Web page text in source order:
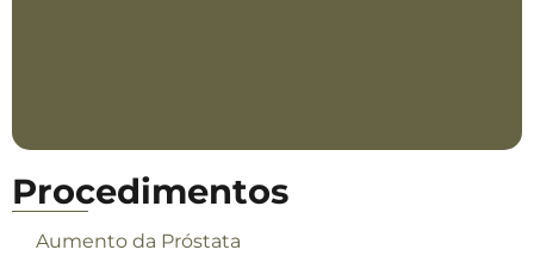
Procedimentos
Aumento da Próstata